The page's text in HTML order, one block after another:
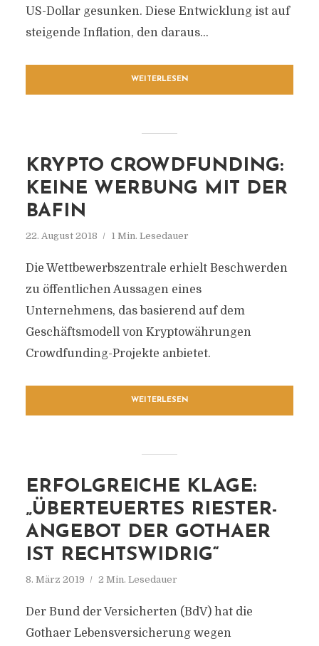
US-Dollar gesunken. Diese Entwicklung ist auf
steigende Inflation, den daraus...
WEITERLESEN
KRYPTO CROWDFUNDING:
KEINE WERBUNG MIT DER
BAFIN
22. August 2018 1 Min. Lesedauer
Die Wettbewerbszentrale erhielt Beschwerden
zu öffentlichen Aussagen eines
Unternehmens, das basierend auf dem
Geschäftsmodell von Kryptowährungen
Crowdfunding-Projekte anbietet.
WEITERLESEN
ERFOLGREICHE KLAGE:
„ÜBERTEUERTES RIESTER-
ANGEBOT DER GOTHAER
IST RECHTSWIDRIG“
8. März 2019 2 Min. Lesedauer
Der Bund der Versicherten (BdV) hat die
Gothaer Lebensversicherung wegen